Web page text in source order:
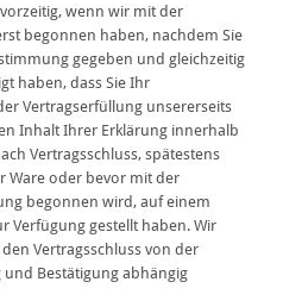
wenn wir mit der
begonnen haben, nachdem Sie
gegeben und gleichzeitig
haben, dass Sie Ihr
Vertragserfüllung unsererseits
Inhalt Ihrer Erklärung innerhalb
Vertragsschluss, spätestens
Ware oder bevor mit der
begonnen wird, auf einem
Verfügung gestellt haben. Wir
Vertragsschluss von der
Bestätigung abhängig